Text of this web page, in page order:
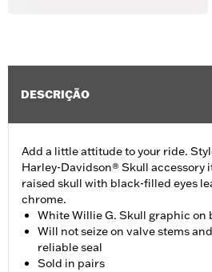
DESCRIÇÃO
Add a little attitude to your ride.
Harley-Davidson® Skull accessory
raised skull with black-filled eyes
chrome.
White Willie G. Skull graphic on
Will not seize on valve stems
reliable seal
Sold in pairs